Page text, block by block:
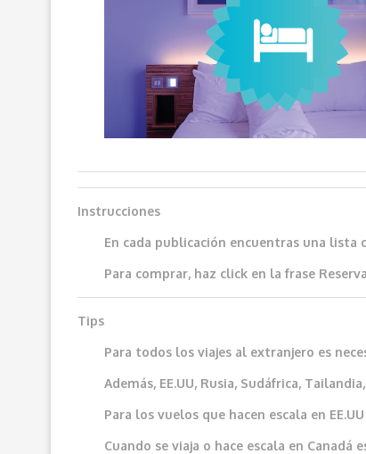
Instrucciones
En cada publicación encuentras una lista
Para comprar, haz click en la frase
Tips
Para todos los viajes al extranjero es
Además, EE.UU, Rusia, Sudáfrica,
Para los vuelos que hacen escala en
Cuando se viaja o hace escala en